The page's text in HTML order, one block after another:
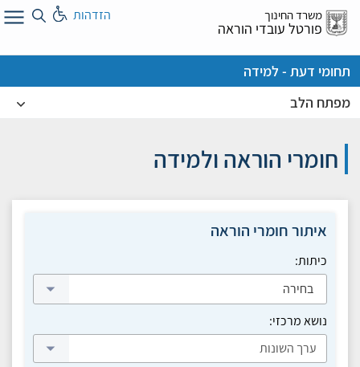
דלג
אל
משרד החינוך
פורטל עובדי הוראה
הזדהות
תחומי דעת - למידה
מפתח הלב
חומרי הוראה ולמידה
איתור חומרי הוראה
כיתות:
בחירה
נושא מרכזי: